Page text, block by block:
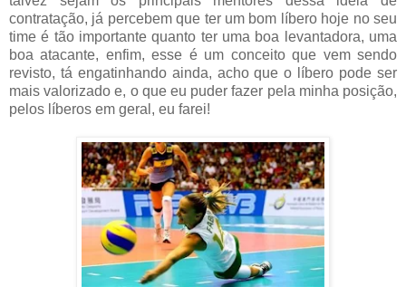
contratação, já percebem que ter um bom líbero hoje no seu
time é tão importante quanto ter uma boa levantadora, uma
boa atacante, enfim, esse é um conceito que vem sendo
revisto, tá engatinhando ainda, acho que o líbero pode ser
mais valorizado e, o que eu puder fazer pela minha posição,
pelos líberos em geral, eu farei!